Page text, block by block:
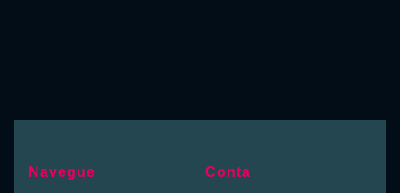
Navegue Conta